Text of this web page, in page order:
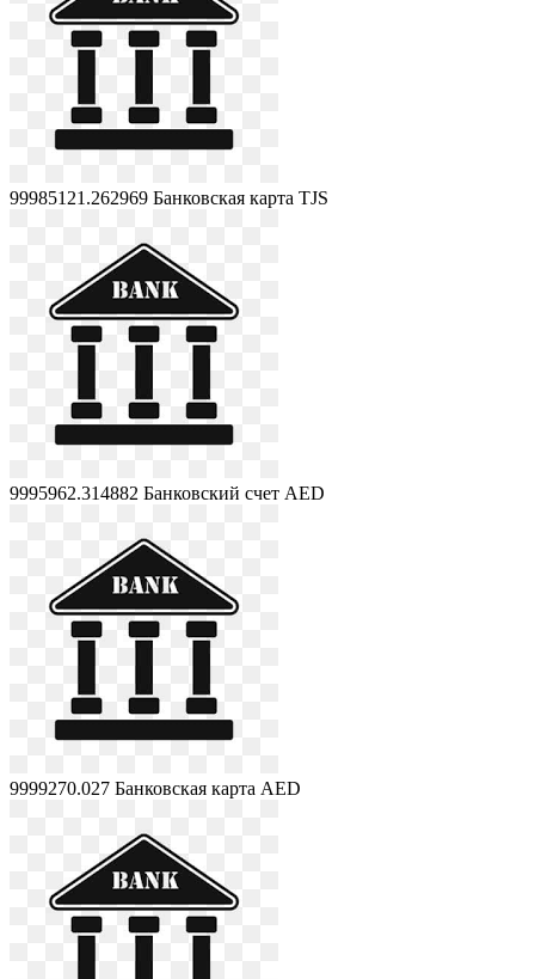
99985121.262969 Банковская карта TJS
9995962.314882 Банковский счет AED
9999270.027 Банковская карта AED